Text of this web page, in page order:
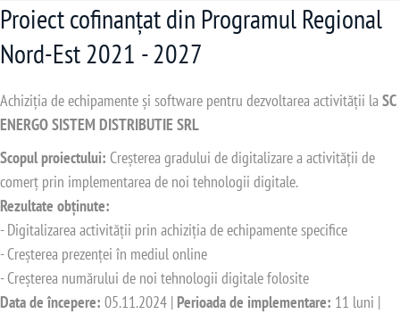
Proiect cofinanțat din Programul Regional
Nord-Est 2021 - 2027
Achiziția de echipamente și software pentru dezvoltarea activității laSC
ENERGO SISTEM DISTRIBUTIE SRL
Scopul proiectului: Creșterea gradului de digitalizare a activității de
comerț prin implementarea de noi tehnologii digitale.
Rezultate obținute:
- Digitalizarea activității prin achiziția de echipamente specifice
- Creșterea prezenței în mediul online
- Creșterea numărului de noi tehnologii digitale folosite
Data de începere: 05.11.2024 | Perioada de implementare: 11 luni |